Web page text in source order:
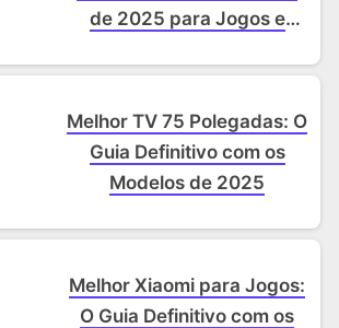
de 2025 para Jogos e
Melhor TV 75 Polegadas: O
Guia Definitivo com os
Modelos de 2025
Melhor Xiaomi para Jogos:
O Guia Definitivo com os